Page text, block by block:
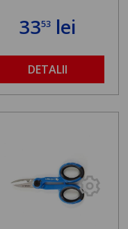
3353 lei
DETALII